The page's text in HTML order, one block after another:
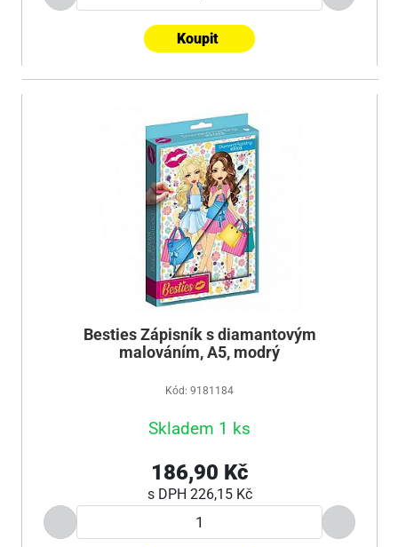
Koupit
Besties Zápisník s diamantovým
malováním, A5, modrý
Kód: 9181184
Skladem 1 ks
186,90 Kč
s DPH 226,15 Kč